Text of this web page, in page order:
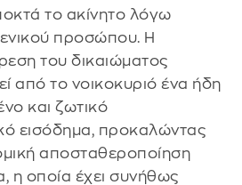
το ακίνητο λόγω
προσώπου. Η
του δικαιώματος
από το νοικοκυριό ένα ήδη
και ζωτικό
εισόδημα, προκαλώντας
αποσταθεροποίηση
η οποία έχει συνήθως